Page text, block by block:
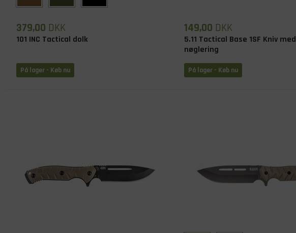
379,00 DKK
101 INC Tactical dolk
På lager - Køb nu
149,00 DKK
5.11 Tactical Base 1SF Kniv med
nøglering
På lager - Køb nu